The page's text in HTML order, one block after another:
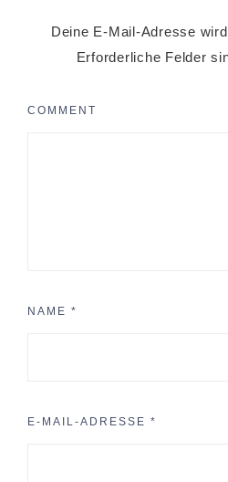
Deine E-Mail-Adresse
Erforderliche Felder
COMMENT
NAME *
E-MAIL-ADRESSE *